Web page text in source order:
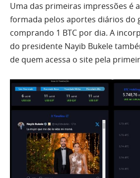
Uma das primeiras impressões é
formada pelos aportes diários do
comprando 1 BTC por dia. A
do presidente Nayib Bukele
de quem acessa o site pela